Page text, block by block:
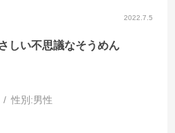
2022.7.5
しい不思議なそうめん
性別:男性